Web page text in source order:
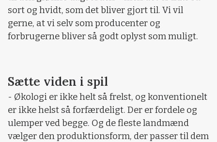
sort og hvidt, som det bliver gjort til. Vi vil
gerne, at vi selv som producenter og
forbrugerne bliver så godt oplyst som muligt.
Sætte viden i spil
- Økologi er ikke helt så frelst, og konventionelt
er ikke helst så forfærdeligt. Der er fordele og
ulemper ved begge. Og de fleste landmænd
vælger den produktionsform, der passer til dem